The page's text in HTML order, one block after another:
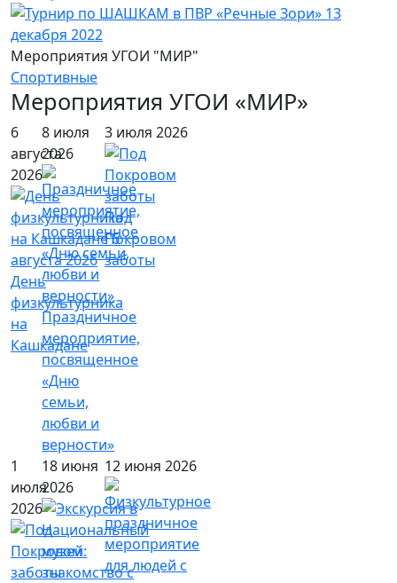
Мероприятия УГОИ "МИР"
Спортивные
Мероприятия УГОИ «МИР»
6
августа
2026
День
физкультурника
на
Кашкадане
8 июля
2026
Праздничное
мероприятие,
посвященное
«Дню
семьи,
любви и
верности»
3 июля 2026
Под
Покровом
заботы
1
июля
2026
18 июня
2026
12 июня 2026